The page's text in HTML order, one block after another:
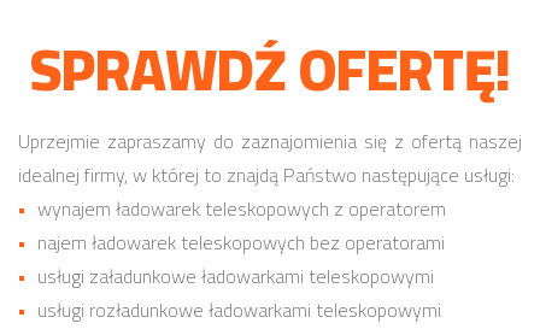
SPRAWDŹ OFERTĘ!
Uprzejmie zapraszamy do zaznajomienia się z ofertą naszej
idealnej firmy, w której to znajdą Państwo następujące usługi:
wynajem ładowarek teleskopowych z operatorem
najem ładowarek teleskopowych bez operatorami
usługi załadunkowe ładowarkami teleskopowymi
usługi rozładunkowe ładowarkami teleskopowymi